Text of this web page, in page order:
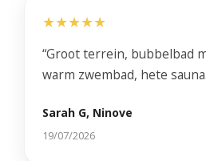
★★★★★
“Groot terrein, bubbelbad
warm zwembad, hete
Sarah G, Ninove
19/07/2026